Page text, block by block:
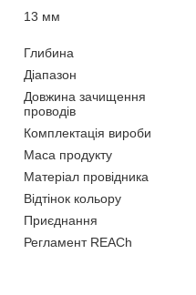
13 мм
Глибина
Діапазон
Довжина зачищення
проводів
Комплектація вироби
Маса продукту
Матеріал провідника
Відтінок кольору
Приєднання
Регламент REACh